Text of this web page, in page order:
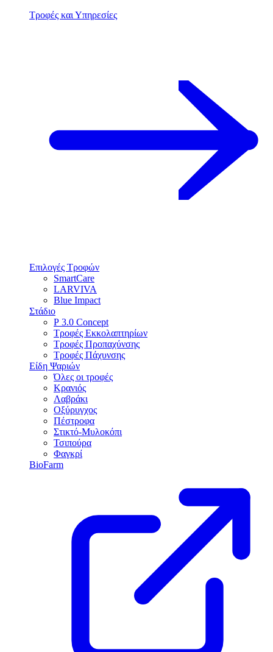
Τροφές και Υπηρεσίες
Επιλογές Τροφών
SmartCare
LARVIVA
Blue Impact
Στάδιο
P 3.0 Concept
Τροφές Εκκολαπτηρίων
Τροφές Προπαχύνσης
Τροφές Πάχυνσης
Είδη Ψαριών
Όλες οι τροφές
Κρανιός
Λαβράκι
Οξύρυγχος
Πέστροφα
Στικτό-Μυλοκόπι
Τσιπούρα
Φαγκρί
BioFarm